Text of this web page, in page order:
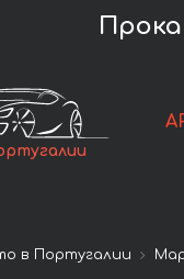
в Португалии